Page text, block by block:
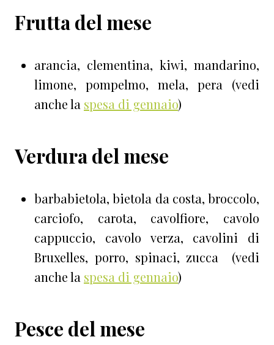
Frutta del mese
arancia, clementina, kiwi, mandarino,
limone, pompelmo, mela, pera (vedi
anche la spesa di gennaio)
Verdura del mese
barbabietola, bietola da costa, broccolo,
carciofo, carota, cavolfiore, cavolo
cappuccio, cavolo verza, cavolini di
Bruxelles, porro, spinaci, zucca (vedi
anche la spesa di gennaio)
Pesce del mese